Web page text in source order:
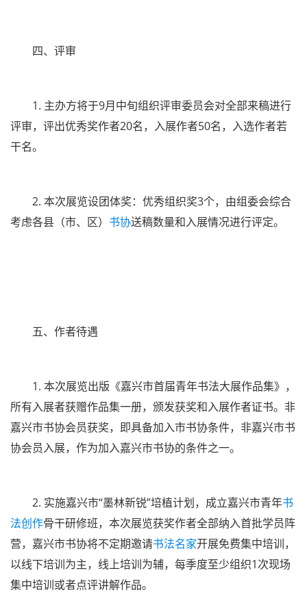
四、评审
1. 主办方将于9月中旬组织评审委员会对全部来稿进行
评审，评出优秀奖作者20名，入展作者50名，入选作者若
干名。
2. 本次展览设团体奖：优秀组织奖3个，由组委会综合
考虑各县（市、区） 书协送稿数量和入展情况进行评定。
五、作者待遇
1. 本次展览出版《嘉兴市首届青年书法大展作品集》，
所有入展者获赠作品集一册，颁发获奖和入展作者证书。非
嘉兴市书协会员获奖，即具备加入市书协条件，非嘉兴市书
协会员入展，作为加入嘉兴市书协的条件之一。
2. 实施嘉兴市“墨林新锐”培植计划，成立嘉兴市青年书
法创作骨干研修班，本次展览获奖作者全部纳入首批学员阵
营，嘉兴市书协将不定期邀请书法名家开展免费集中培训，
以线下培训为主，线上培训为辅，每季度至少组织1次现场
集中培训或者点评讲解作品。